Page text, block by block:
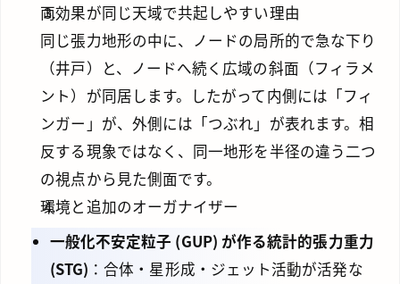
両効果が同じ天域で共起しやすい理由
同じ張力地形の中に、ノードの局所的で急な下り
（井戸）と、ノードへ続く広域の斜面（フィラメ
ント）が同居します。したがって内側には「フィ
ンガー」が、外側には「つぶれ」が表れます。相
反する現象ではなく、同一地形を半径の違う二つ
の視点から見た側面です。
環境と追加のオーガナイザー
一般化不安定粒子 (GUP) が作る統計的張力重力
(STG) ：合体・星形成・ジェット活動が活発な